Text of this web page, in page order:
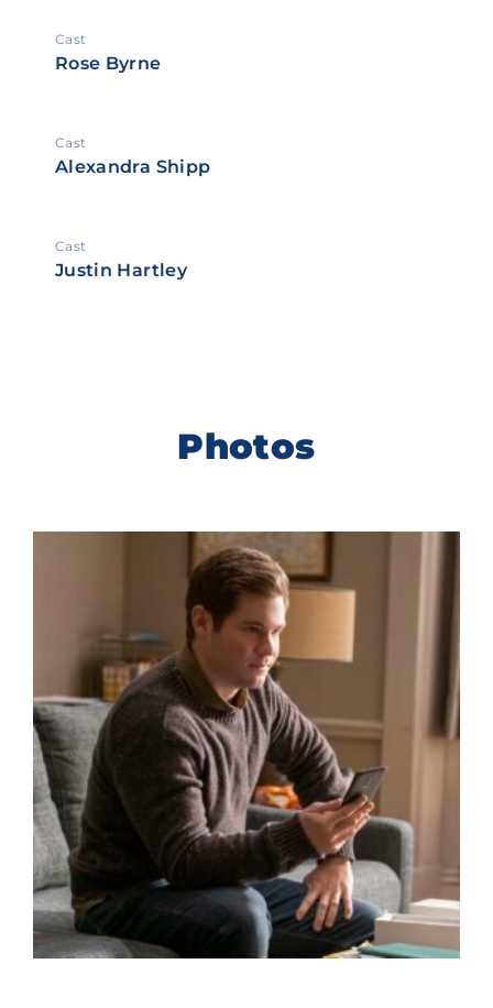
Cast
Rose Byrne
Cast
Alexandra Shipp
Cast
Justin Hartley
Photos